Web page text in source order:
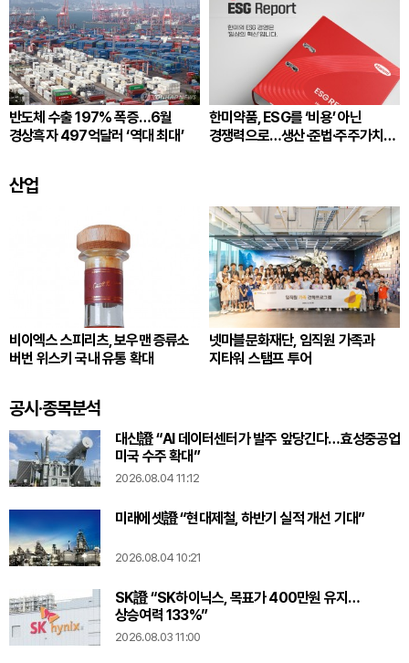
반도체 수출 197% 폭증…6월
경상흑자 497억달러 ‘역대 최대’
한미약품, ESG를 ‘비용’ 아닌
경쟁력으로…생산·준법·주주가치
산업
비이엑스 스피리츠, 보우맨 증류소
버번 위스키 국내 유통 확대
넷마블문화재단, 임직원 가족과
지타워 스탬프 투어
공시·종목분석
대신證 “AI 데이터센터가 발주 앞당긴다…효성중공업
미국 수주 확대”
2026.08.04 11:12
미래에셋證 “현대제철, 하반기 실적 개선 기대”
2026.08.04 10:21
SK證 “SK하이닉스, 목표가 400만원 유지…
상승여력 133%”
2026.08.03 11:00